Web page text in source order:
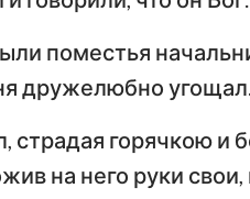
поместья
дружелюбно
страдая горячкою и
на него руки свои,